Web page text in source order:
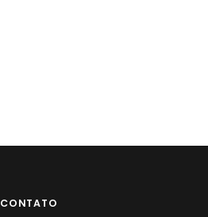
CONTATO